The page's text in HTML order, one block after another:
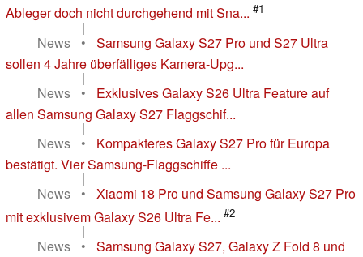
Ableger doch nicht durchgehend mit Sna... #1
|
News
•
Samsung Galaxy S27 Pro und S27 Ultra
sollen 4 Jahre überfälliges Kamera-Upg...
|
News
•
Exklusives Galaxy S26 Ultra Feature auf
allen Samsung Galaxy S27 Flaggschif...
|
News
•
Kompakteres Galaxy S27 Pro für Europa
bestätigt. Vier Samsung-Flaggschiffe ...
|
News
•
Xiaomi 18 Pro und Samsung Galaxy S27 Pro
mit exklusivem Galaxy S26 Ultra Fe... #2
|
News
•
Samsung Galaxy S27, Galaxy Z Fold 8 und